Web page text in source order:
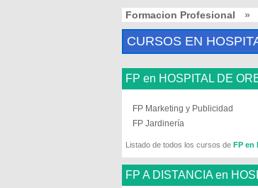
Formacion Profesional »
CURSOS EN
FP en HOSPITAL DE
FP Marketing y Publicidad
FP Jardinería
Listado de todos los cursos de FP en
FP A DISTANCIA en